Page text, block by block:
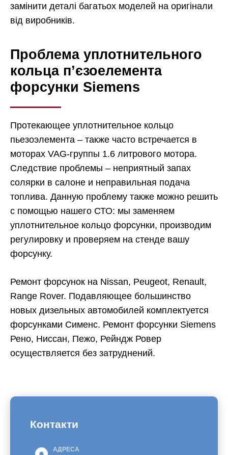
замінити деталі багатьох моделей на оригінали
від виробників.
Проблема уплотнительного
кольца п’єзоелемента
форсунки Siemens
Протекающее уплотнительное кольцо
пьезоэлемента – также часто встречается в
моторах VAG-группы 1.6 литрового мотора.
Следствие проблемы – неприятный запах
солярки в салоне и неправильная подача
топлива. Данную проблему также можно решить
с помощью нашего СТО: мы заменяем
уплотнительное кольцо форсунки, производим
регулировку и проверяем на стенде вашу
форсунку.
Ремонт форсунок на Nissan, Peugeot, Renault,
Range Rover. Подавляющее большинство
новых дизельных автомобилей комплектуется
форсунками Сименс. Ремонт форсунки Siemens
Рено, Ниссан, Пежо, Рейндж Ровер
осуществляется без затруднений.
Контакти
АДРЕСА